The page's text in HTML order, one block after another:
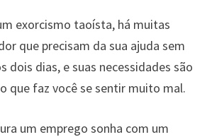
exorcismo taoísta, há muitas
que precisam da sua ajuda sem
dois dias, e suas necessidades são
que faz você se sentir muito mal.
um emprego sonha com um